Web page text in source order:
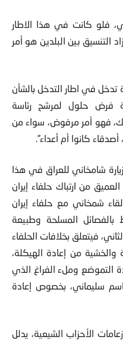
فلو كانت في هذا الاطار
بين البلدين هو أمر
تدخل في اطار التدخل بالشأن
فرض حلول لمرشح رئاسة
فهو أمر مرفوض، سواء من
كانوا أم أعداء”.
شامخاني للعراق في هذا
من ارتباك حلفاء إيران
شمخاني مع حلفاء إيران
بالفصائل المسلحة وطبيعة
فيتعلق بخلافات الحلفاء
من إعادة الهيكلة،
التموضع وملء الفراغ الذي
سليماني، بخصوص إعادة
الأحزاب الشيعية، يدلل